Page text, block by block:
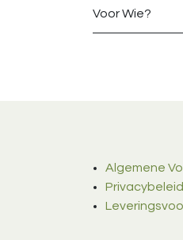
Voor Wie?
Algemene
Privacybeleid